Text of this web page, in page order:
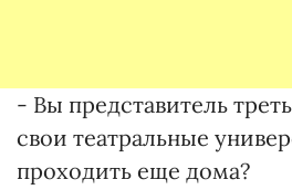
- Вы представитель
свои театральные
проходить еще дома?